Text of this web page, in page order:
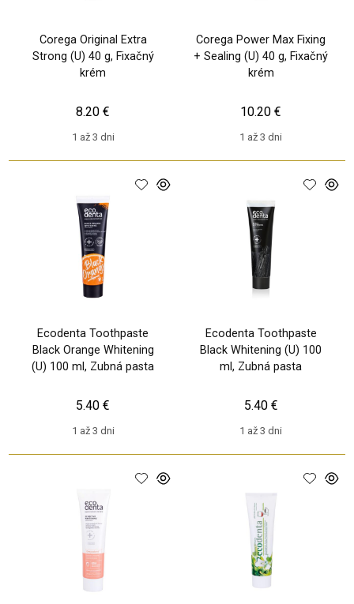
Corega Original Extra
Strong (U) 40 g, Fixačný
krém
1 až 3 dni
8.20 €
Corega Power Max Fixing
+ Sealing (U) 40 g, Fixačný
krém
1 až 3 dni
10.20 €
Ecodenta Toothpaste
Black Orange Whitening
(U) 100 ml, Zubná pasta
1 až 3 dni
5.40 €
Ecodenta Toothpaste
Black Whitening (U) 100
ml, Zubná pasta
1 až 3 dni
5.40 €